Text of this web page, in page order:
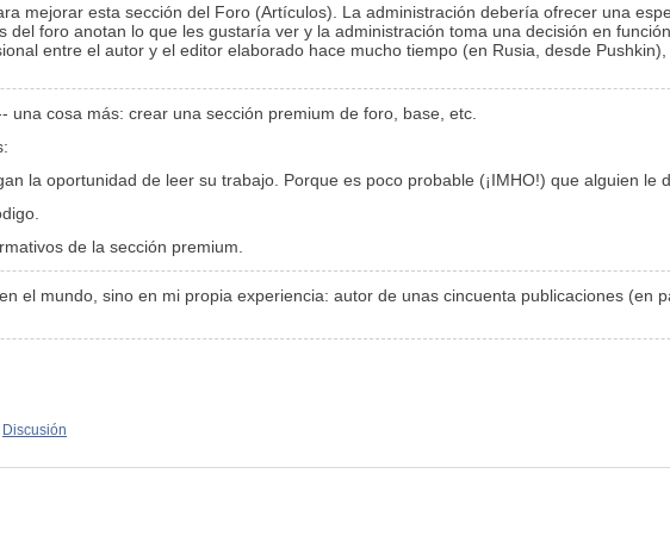
mejorar esta sección del Foro (Artículos). La administración debería ofrecer una
del foro anotan lo que les gustaría ver y la administración toma una decisión en
entre el autor y el editor elaborado hace mucho tiempo (en Rusia, desde
una cosa más: crear una sección premium de foro, base, etc.
la oportunidad de leer su trabajo. Porque es poco probable (¡IMHO!) que alguien le
de la sección premium.
el mundo, sino en mi propia experiencia: autor de unas cincuenta publicaciones (en
Discusión